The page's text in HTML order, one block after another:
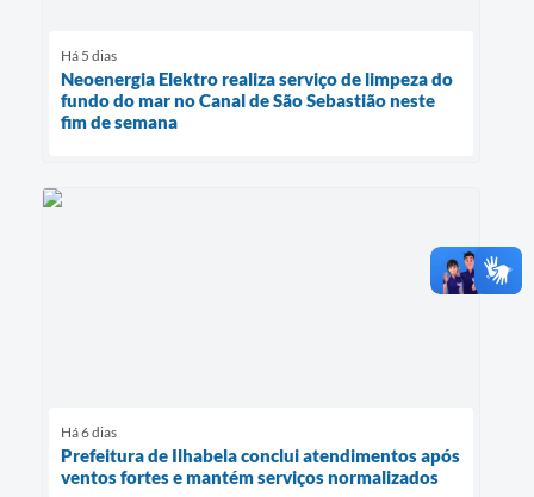
Há 5 dias
Neoenergia Elektro realiza serviço de limpeza do
fundo do mar no Canal de São Sebastião neste
fim de semana
Há 6 dias
Prefeitura de Ilhabela conclui atendimentos após
ventos fortes e mantém serviços normalizados